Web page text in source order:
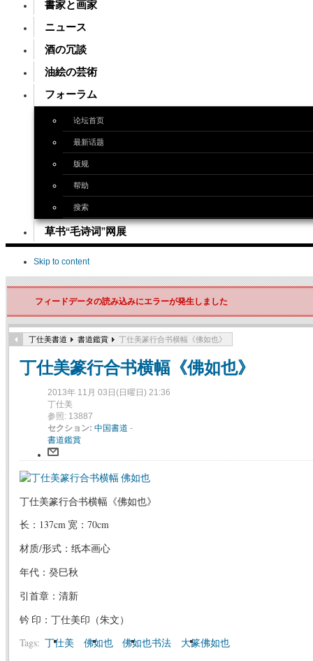
書家と画家
ニュース
酒の冗談
油絵の芸術
フォーラム
论坛首页
最新话题
版规
帮助
搜索
草书“毛诗词”网展
Skip to content
フィードデータの読み込みにエラーが発生しました
丁仕美書道 書道鑑賞 丁仕美篆行合书横幅《佛如也》
丁仕美篆行合书横幅《佛如也》
2013年 11月 03日(日曜日) 21:36
丁仕美
参照: 13887
セクション: 中国書道 -
書道鑑賞
丁仕美篆行合书横幅《佛如也》
长：137cm 宽：70cm
材质/形式：纸本画心
年代：癸巳秋
引首章：清新
钤 印：丁仕美印（朱文）
Tags: 丁仕美 佛如也 佛如也书法 大篆佛如也